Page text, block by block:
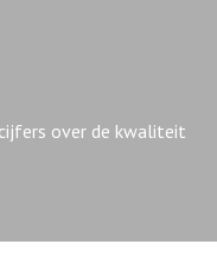
over de kwaliteit